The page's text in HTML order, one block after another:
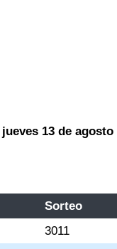
jueves 13 de agosto
Sorteo
3011